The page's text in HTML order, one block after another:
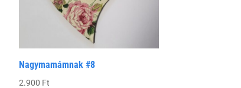
Nagymamámnak #8
2.900 Ft